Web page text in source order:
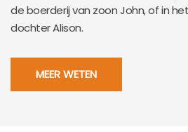
de boerderij van zoon John, of in
dochter Alison.
MEER WETEN